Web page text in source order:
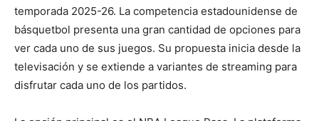
temporada 2025-26. La competencia estadounidense de
básquetbol presenta una gran cantidad de opciones para
ver cada uno de sus juegos. Su propuesta inicia desde la
televisación y se extiende a variantes de streaming para
disfrutar cada uno de los partidos.